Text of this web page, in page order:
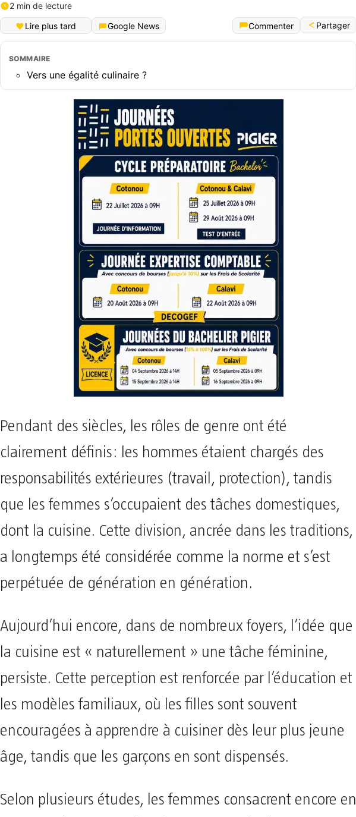
2 min de lecture
Lire plus tard
Google News Commenter Partager
SOMMAIRE
Vers une égalité culinaire ?
Pendant des siècles, les rôles de genre ont été
clairement définis: les hommes étaient chargés des
responsabilités extérieures (travail, protection), tandis
que les femmes s’occupaient des tâches domestiques,
dont la cuisine. Cette division, ancrée dans les traditions,
a longtemps été considérée comme la norme et s’est
perpétuée de génération en génération.
Aujourd’hui encore, dans de nombreux foyers, l’idée que
la cuisine est « naturellement » une tâche féminine,
persiste. Cette perception est renforcée par l’éducation et
les modèles familiaux, où les filles sont souvent
encouragées à apprendre à cuisiner dès leur plus jeune
âge, tandis que les garçons en sont dispensés.
Selon plusieurs études, les femmes consacrent encore en